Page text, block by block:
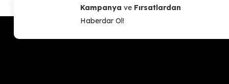
Kampanya ve Fırsatlardan
Haberdar Ol!